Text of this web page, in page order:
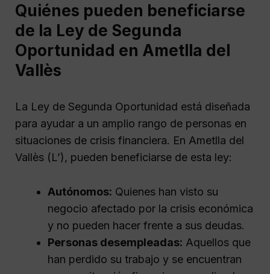
Quiénes pueden beneficiarse
de la Ley de Segunda
Oportunidad en Ametlla del
Vallès
La Ley de Segunda Oportunidad está diseñada
para ayudar a un amplio rango de personas en
situaciones de crisis financiera. En Ametlla del
Vallès (L’), pueden beneficiarse de esta ley:
Autónomos: Quienes han visto su
negocio afectado por la crisis económica
y no pueden hacer frente a sus deudas.
Personas desempleadas: Aquellos que
han perdido su trabajo y se encuentran